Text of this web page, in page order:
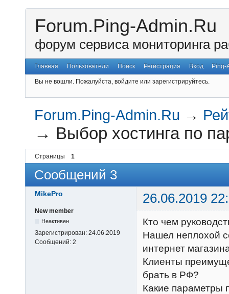
Forum.Ping-Admin.Ru
форум сервиса мониторинга
Главная Пользователи Поиск Регистрация Вход Ping-
Вы не вошли. Пожалуйста, войдите или зарегистрируйтесь.
Forum.Ping-Admin.Ru →
→ Выбор хостинга по
Страницы 1
Сообщений 3
MikePro 26.06.2019
New member
Неактивен
Зарегистрирован: 24.06.2019
Сообщений: 2
Кто чем
Нашел неплохой
интернет
Клиенты
брать в РФ?
Какие параметры